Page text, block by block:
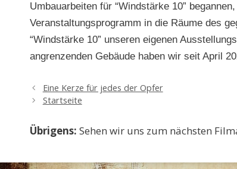
Umbauarbeiten für “Windstärke 10”
Veranstaltungsprogramm in die Räume des
“Windstärke 10” unseren eigenen
angrenzenden Gebäude haben wir seit April
Eine Kerze für jedes der Opfer
Startseite
Übrigens: Sehen wir uns zum nächsten